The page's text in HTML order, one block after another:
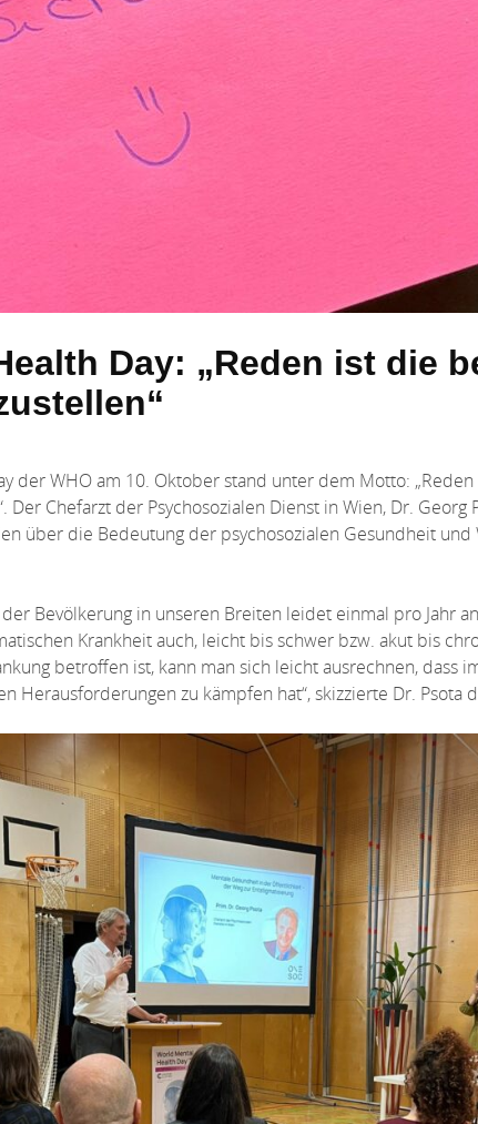
Day: „Reden ist die
der WHO am 10. Oktober stand unter dem Motto:
Der Chefarzt der Psychosozialen Dienst in Wien, Dr. Georg
über die Bedeutung der psychosozialen Gesundheit und
Bevölkerung in unseren Breiten leidet einmal pro Jahr
Krankheit auch, leicht bis schwer bzw. akut bis
betroffen ist, kann man sich leicht ausrechnen, dass
Herausforderungen zu kämpfen hat“, skizzierte Dr. Psota